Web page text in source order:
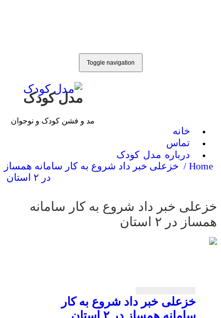
Toggle navigation
مدل کودک
مد و فشن کودک و نوجوان
خانه
تماس
درباره مدل کودک
خزعلی خبر داد شروع به کار سامانه همساز
خبر داد شروع به کار سامانه
در ۲ استان
خزعلی خبر داد شروع به کار